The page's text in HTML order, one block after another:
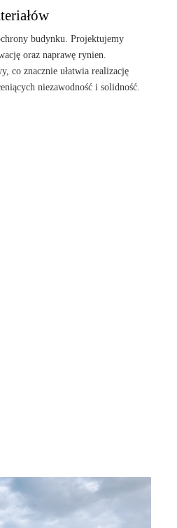
budynku. Projektujemy
oraz naprawę rynien.
co znacznie ułatwia realizację
niezawodność i solidność.